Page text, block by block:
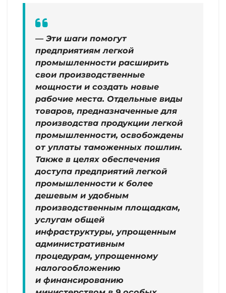
— Эти шаги помогут
предприятиям легкой
промышленности расширить
свои производственные
мощности и создать новые
рабочие места. Отдельные виды
товаров, предназначенные для
производства продукции легкой
промышленности, освобождены
от уплаты таможенных пошлин.
Также в целях обеспечения
доступа предприятий легкой
промышленности к более
дешевым и удобным
производственным площадкам,
услугам общей
инфраструктуры, упрощенным
административным
процедурам, упрощенному
налогообложению
и финансированию